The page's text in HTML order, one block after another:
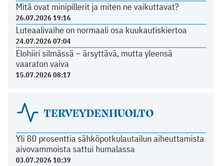
Mitä ovat minipillerit ja miten ne vaikuttavat?
26.07.2026 19:16
Luteaalivaihe on normaali osa kuukautiskiertoa
24.07.2026 07:04
Elohiiri silmässä – ärsyttävä, mutta yleensä
vaaraton vaiva
15.07.2026 08:17
TERVEYDENHUOLTO
Yli 80 prosenttia sähköpotkulautailun aiheuttamista
aivovammoista sattui humalassa
03.07.2026 10:39